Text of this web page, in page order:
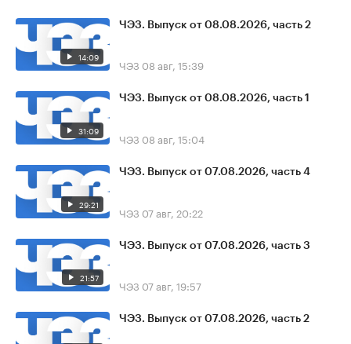
14:09
ЧЭЗ. Выпуск от 08.08.2026, часть 2
ЧЭЗ 08 авг, 15:39
31:09
ЧЭЗ. Выпуск от 08.08.2026, часть 1
ЧЭЗ 08 авг, 15:04
29:21
ЧЭЗ. Выпуск от 07.08.2026, часть 4
ЧЭЗ 07 авг, 20:22
21:57
ЧЭЗ. Выпуск от 07.08.2026, часть 3
ЧЭЗ 07 авг, 19:57
ЧЭЗ. Выпуск от 07.08.2026, часть 2